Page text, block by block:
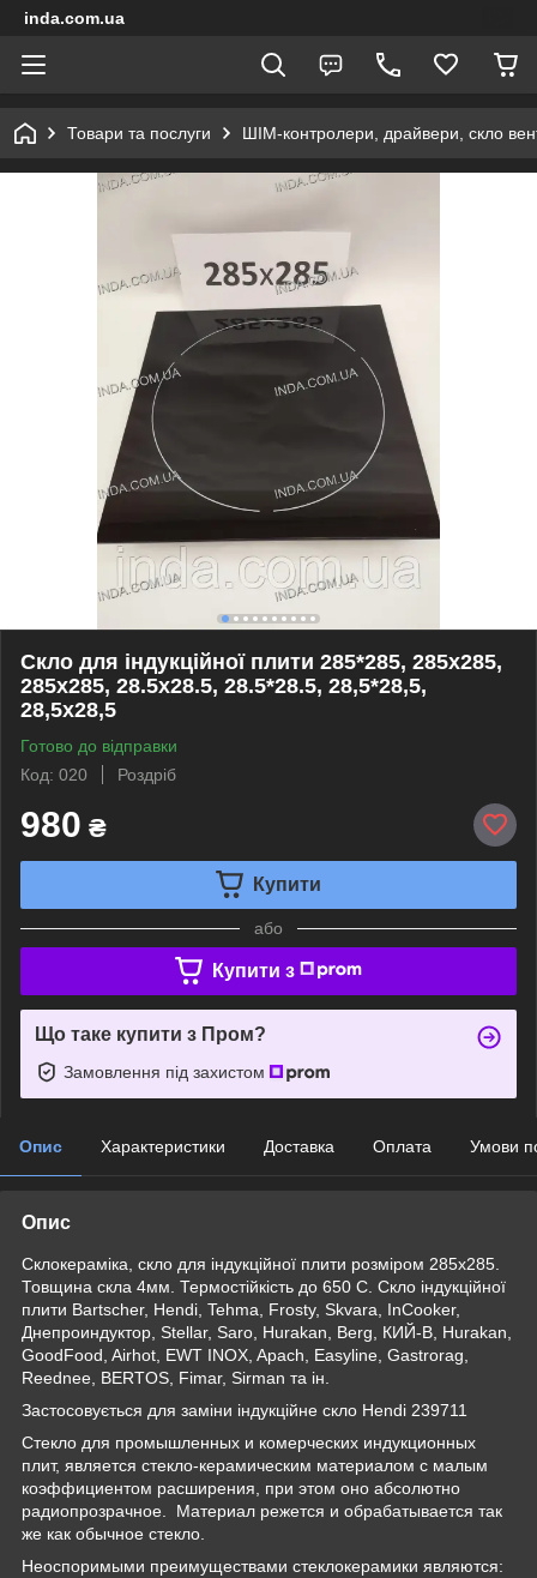
inda.com.ua
Товари та послуги ШІМ-контролери, драйвери, скло
Скло для індукційної плити 285*285, 285х285,
285x285, 28.5х28.5, 28.5*28.5, 28,5*28,5,
28,5х28,5
Готово до відправки
Код: 020
Роздріб
980 ₴
Купити
або
Купити з
Що таке купити з Пром?
Замовлення під захистом
Опис Характеристики Доставка Оплата Умови
Опис
Склокераміка, скло для індукційної плити розміром 285х285.
Товщина скла 4мм. Термостійкість до 650 С. Скло індукційної
плити Bartscher, Hendi, Tehma, Frosty, Skvara, InCooker,
Днепроиндуктор, Stellar, Saro, Hurakan, Berg, КИЙ-В, Hurakan,
GoodFood, Airhot, EWT INOX, Apach, Easyline, Gastrorag,
Reednee, BERTOS, Fimar, Sirman та ін.
Застосовується для заміни індукційне скло Hendi 239711
Стекло для промышленных и комерческих индукционных
плит, является стекло-керамическим материалом с малым
коэффициентом расширения, при этом оно абсолютно
радиопрозрачное. Материал режется и обрабатывается так
же как обычное стекло.
Неоспоримыми преимуществами стеклокерамики являются: